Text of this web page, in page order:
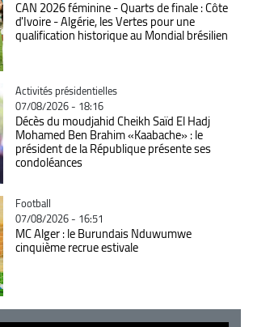
CAN 2026 féminine - Quarts de finale : Côte
d'Ivoire - Algérie, les Vertes pour une
qualification historique au Mondial brésilien
Catégorie
Activités présidentielles
07/08/2026 - 18:16
Décès du moudjahid Cheikh Saïd El Hadj
Mohamed Ben Brahim «Kaabache» : le
président de la République présente ses
condoléances
Catégorie
Football
07/08/2026 - 16:51
MC Alger : le Burundais Nduwumwe
cinquième recrue estivale